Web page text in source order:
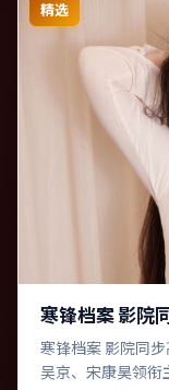
精选
寒锋档案 影院
寒锋档案 影院同步
吴京、宋康昊领衔